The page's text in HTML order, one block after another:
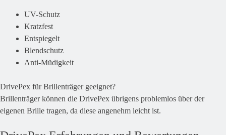
UV-Schutz
Kratzfest
Entspiegelt
Blendschutz
Anti-Müdigkeit
DrivePex für Brillenträger geeignet?
Brillenträger können die DrivePex übrigens problemlos über der
eigenen Brille tragen, da diese angenehm leicht ist.